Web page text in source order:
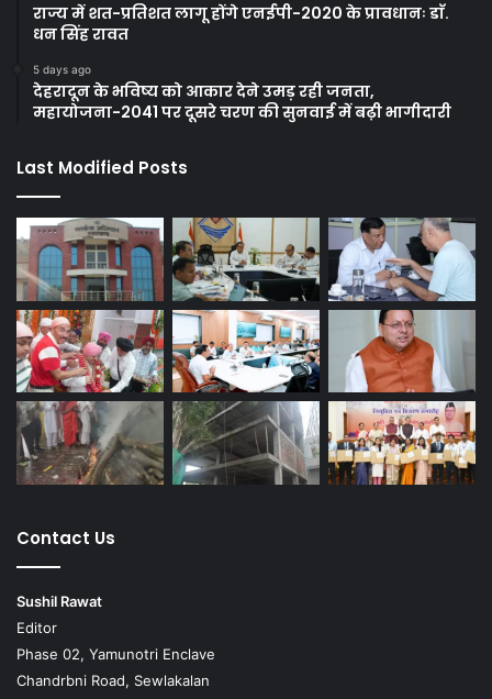
राज्य में शत-प्रतिशत लागू होंगे एनईपी-2020 के प्रावधानः डाॅ.
धन सिंह रावत
5 days ago
देहरादून के भविष्य को आकार देने उमड़ रही जनता,
महायोजना-2041 पर दूसरे चरण की सुनवाई में बढ़ी भागीदारी
Last Modified Posts
Contact Us
Sushil Rawat
Editor
Phase 02, Yamunotri Enclave
Chandrbni Road, Sewlakalan